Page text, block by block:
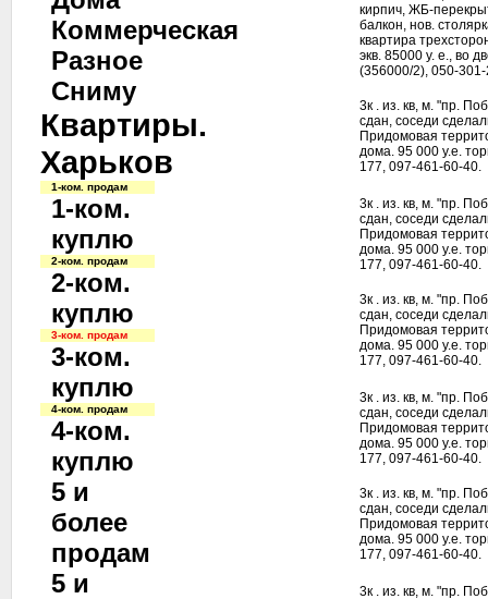
Коммерческая
Разное
Сниму
Квартиры.
Харьков
1-ком. продам
1-ком.
куплю
2-ком. продам
2-ком.
куплю
3-ком. продам
3-ком.
куплю
4-ком. продам
4-ком.
куплю
5 и
более
продам
5 и
кирпич, ЖБ-
балкон, нов.
квартира
экв. 85000 у. е., во
(356000/2), 050-
3к . из. кв, м. "пр.
сдан, соседи
Придомовая
дома. 95 000 у.е.
177, 097-461-60-40.
3к . из. кв, м. "пр.
сдан, соседи
Придомовая
дома. 95 000 у.е.
177, 097-461-60-40.
3к . из. кв, м. "пр.
сдан, соседи
Придомовая
дома. 95 000 у.е.
177, 097-461-60-40.
3к . из. кв, м. "пр.
сдан, соседи
Придомовая
дома. 95 000 у.е.
177, 097-461-60-40.
3к . из. кв, м. "пр.
сдан, соседи
Придомовая
дома. 95 000 у.е.
177, 097-461-60-40.
3к . из. кв, м. "пр.